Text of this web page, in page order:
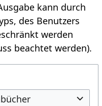
kann durch
des Benutzers
werden
beachtet werden).